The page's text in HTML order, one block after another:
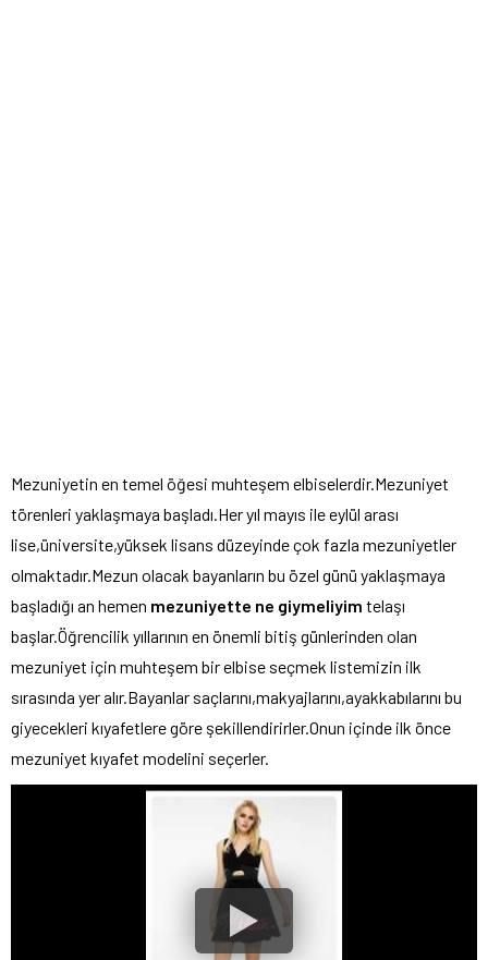
Mezuniyetin en temel öğesi muhteşem elbiselerdir.Mezuniyet
törenleri yaklaşmaya başladı.Her yıl mayıs ile eylül arası
lise,üniversite,yüksek lisans düzeyinde çok fazla mezuniyetler
olmaktadır.Mezun olacak bayanların bu özel günü yaklaşmaya
başladığı an hemen mezuniyette ne giymeliyim telaşı
başlar.Öğrencilik yıllarının en önemli bitiş günlerinden olan
mezuniyet için muhteşem bir elbise seçmek listemizin ilk
sırasında yer alır.Bayanlar saçlarını,makyajlarını,ayakkabılarını bu
giyecekleri kıyafetlere göre şekillendirirler.Onun içinde ilk önce
mezuniyet kıyafet modelini seçerler.